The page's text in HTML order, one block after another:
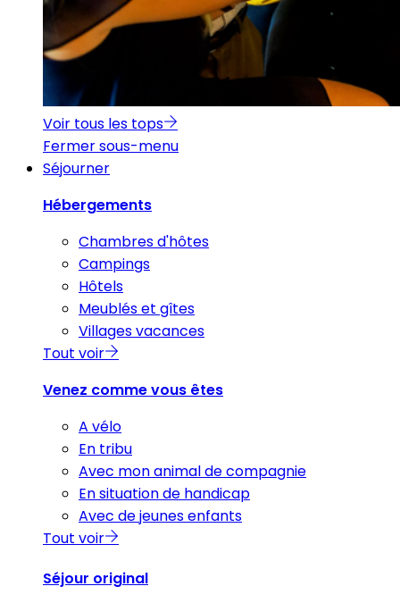
Voir tous les tops
Fermer sous-menu
Séjourner
Hébergements
Chambres d'hôtes
Campings
Hôtels
Meublés et gîtes
Villages vacances
Tout voir
Venez comme vous êtes
A vélo
En tribu
Avec mon animal de compagnie
En situation de handicap
Avec de jeunes enfants
Tout voir
Séjour original